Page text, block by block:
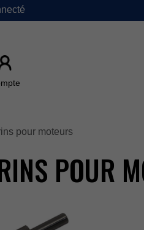
ACCUEIL